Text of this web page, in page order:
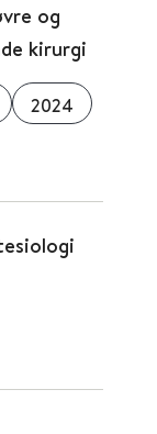
og
kirurgi
2024